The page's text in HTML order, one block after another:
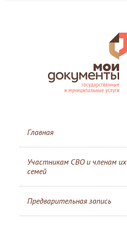
Главная
Участникам СВО и членам их
семей
Предварительная запись